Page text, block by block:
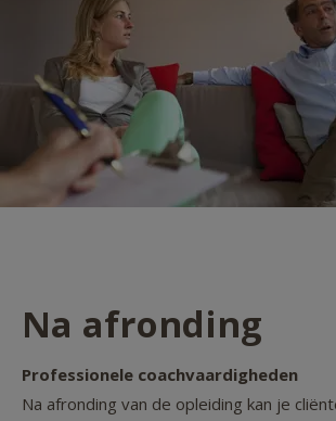
Na afronding
Professionele coachvaardigheden
Na afronding van de opleiding kan je